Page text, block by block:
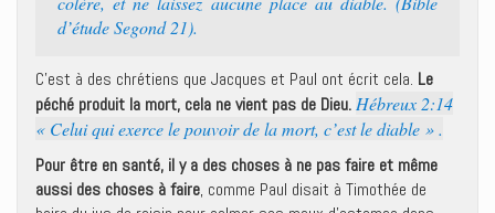
d’étude Segond 21).
C’est à des chrétiens que Jacques et Paul ont écrit cela. Le
péché produit la mort, cela ne vient pas de Dieu. Hébreux 2:14
« Celui qui exerce le pouvoir de la mort, c’est le diable » .
Pour être en santé, il y a des choses à ne pas faire et même
aussi des choses à faire, comme Paul disait à Timothée de